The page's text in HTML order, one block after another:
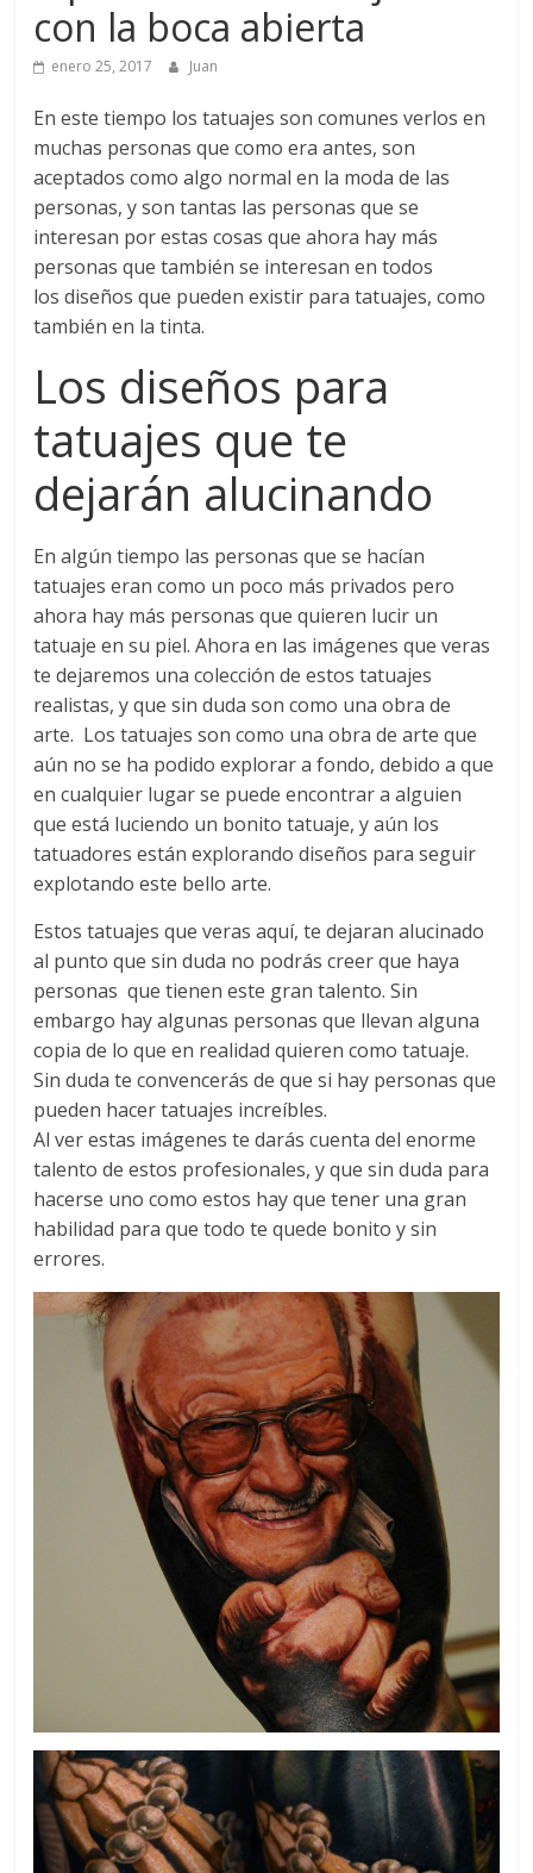
con la boca abierta
enero 25, 2017 Juan
En este tiempo los tatuajes son comunes verlos en
muchas personas que como era antes, son
aceptados como algo normal en la moda de las
personas, y son tantas las personas que se
interesan por estas cosas que ahora hay más
personas que también se interesan en todos
los diseños que pueden existir para tatuajes, como
también en la tinta.
Los diseños para
tatuajes que te
dejarán alucinando
En algún tiempo las personas que se hacían
tatuajes eran como un poco más privados pero
ahora hay más personas que quieren lucir un
tatuaje en su piel. Ahora en las imágenes que veras
te dejaremos una colección de estos tatuajes
realistas, y que sin duda son como una obra de
arte. Los tatuajes son como una obra de arte que
aún no se ha podido explorar a fondo, debido a que
en cualquier lugar se puede encontrar a alguien
que está luciendo un bonito tatuaje, y aún los
tatuadores están explorando diseños para seguir
explotando este bello arte.
Estos tatuajes que veras aquí, te dejaran alucinado
al punto que sin duda no podrás creer que haya
personas que tienen este gran talento. Sin
embargo hay algunas personas que llevan alguna
copia de lo que en realidad quieren como tatuaje.
Sin duda te convencerás de que si hay personas que
pueden hacer tatuajes increíbles.
Al ver estas imágenes te darás cuenta del enorme
talento de estos profesionales, y que sin duda para
hacerse uno como estos hay que tener una gran
habilidad para que todo te quede bonito y sin
errores.